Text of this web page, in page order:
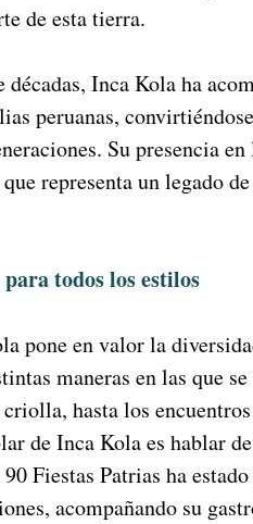
de esta tierra.
décadas, Inca Kola ha
peruanas,
Su presencia
representa un legado
todos los estilos
pone en valor la
maneras en las que
hasta los
de Inca Kola es hablar
Fiestas Patrias ha
acompañando su